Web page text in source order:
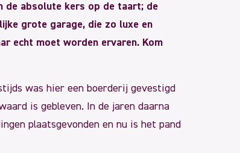
de absolute kers op de taart; de
grote garage, die zo luxe en
echt moet worden ervaren. Kom
was hier een boerderij gevestigd
is gebleven. In de jaren daarna
plaatsgevonden en nu is het pand